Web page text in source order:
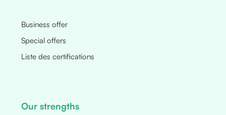
Business offer
Special offers
Liste des certifications
Our strengths